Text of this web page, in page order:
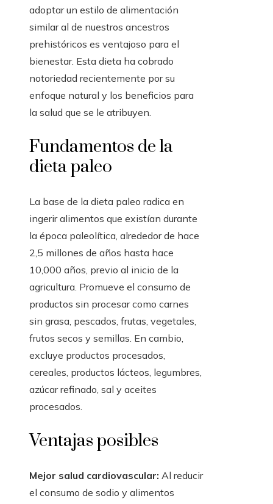
adoptar un estilo de alimentación
similar al de nuestros ancestros
prehistóricos es ventajoso para el
bienestar. Esta dieta ha cobrado
notoriedad recientemente por su
enfoque natural y los beneficios para
la salud que se le atribuyen.
Fundamentos de la
dieta paleo
La base de la dieta paleo radica en
ingerir alimentos que existían durante
la época paleolítica, alrededor de hace
2,5 millones de años hasta hace
10,000 años, previo al inicio de la
agricultura. Promueve el consumo de
productos sin procesar como carnes
sin grasa, pescados, frutas, vegetales,
frutos secos y semillas. En cambio,
excluye productos procesados,
cereales, productos lácteos, legumbres,
azúcar refinado, sal y aceites
procesados.
Ventajas posibles
Mejor salud cardiovascular: Al reducir
el consumo de sodio y alimentos